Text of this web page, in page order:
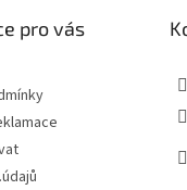
pro vás